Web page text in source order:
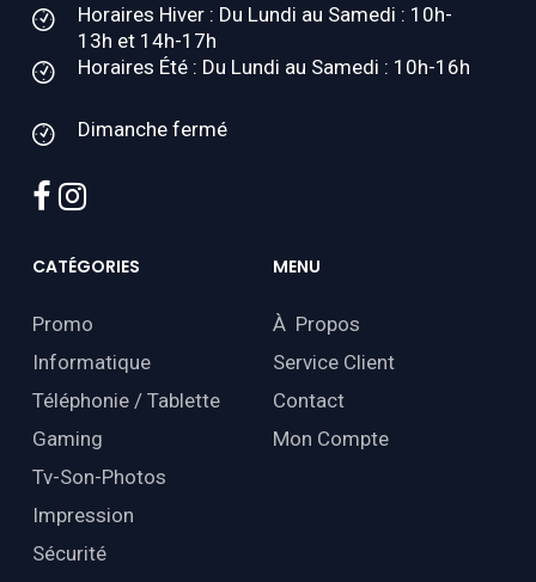
Horaires Hiver : Du Lundi au Samedi : 10h-
13h et 14h-17h
Horaires Été : Du Lundi au Samedi : 10h-16h
Dimanche fermé
facebook
instagram
CATÉGORIES
Promo
Informatique
Téléphonie / Tablette
Gaming
Tv-Son-Photos
Impression
Sécurité
MENU
À Propos
Service Client
Contact
Mon Compte